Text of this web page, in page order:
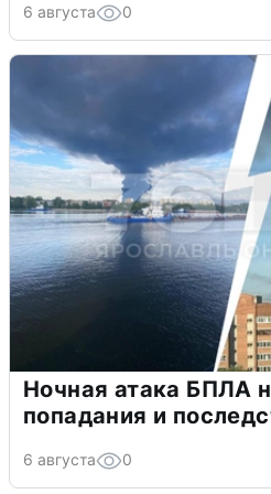
6 августа 0
Ночная атака БПЛА
попадания и
6 августа 0